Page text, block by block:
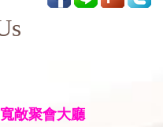
敞聚會大廳